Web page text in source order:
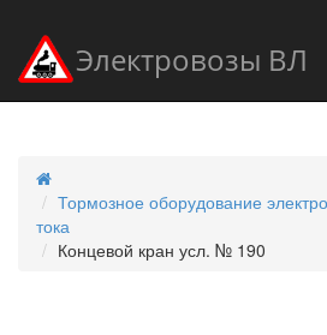
Электровозы ВЛ
Тормозное оборудование
тока
Концевой кран усл. № 190